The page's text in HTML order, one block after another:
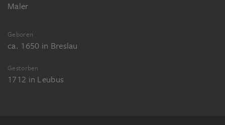
Maler
Geboren
ca. 1650 in Breslau
Gestorben
1712 in Leubus